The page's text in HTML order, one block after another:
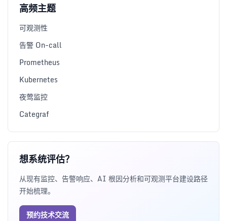
高频主题
可观测性
告警 On-call
Prometheus
Kubernetes
夜莺监控
Categraf
想系统评估？
从现有监控、告警响应、AI 根因分析和可观测平台建设路径
开始梳理。
预约技术交流